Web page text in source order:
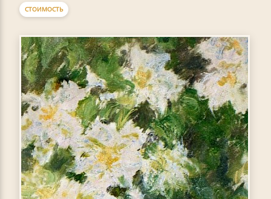
СТОИМОСТЬ